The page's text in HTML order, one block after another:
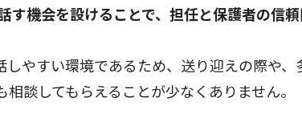
す機会を設けることで、担任と保護者の信
しやすい環境であるため、送り迎えの際や
談してもらえることが少なくありません。